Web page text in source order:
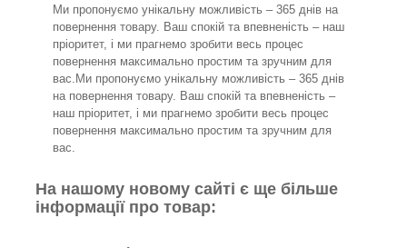
Ми пропонуємо унікальну можливість – 365 днів на
повернення товару. Ваш спокій та впевненість – наш
пріоритет, і ми прагнемо зробити весь процес
повернення максимально простим та зручним для
вас.Ми пропонуємо унікальну можливість – 365 днів
на повернення товару. Ваш спокій та впевненість –
наш пріоритет, і ми прагнемо зробити весь процес
повернення максимально простим та зручним для
вас.
На нашому новому сайті є ще більше
інформації про товар: